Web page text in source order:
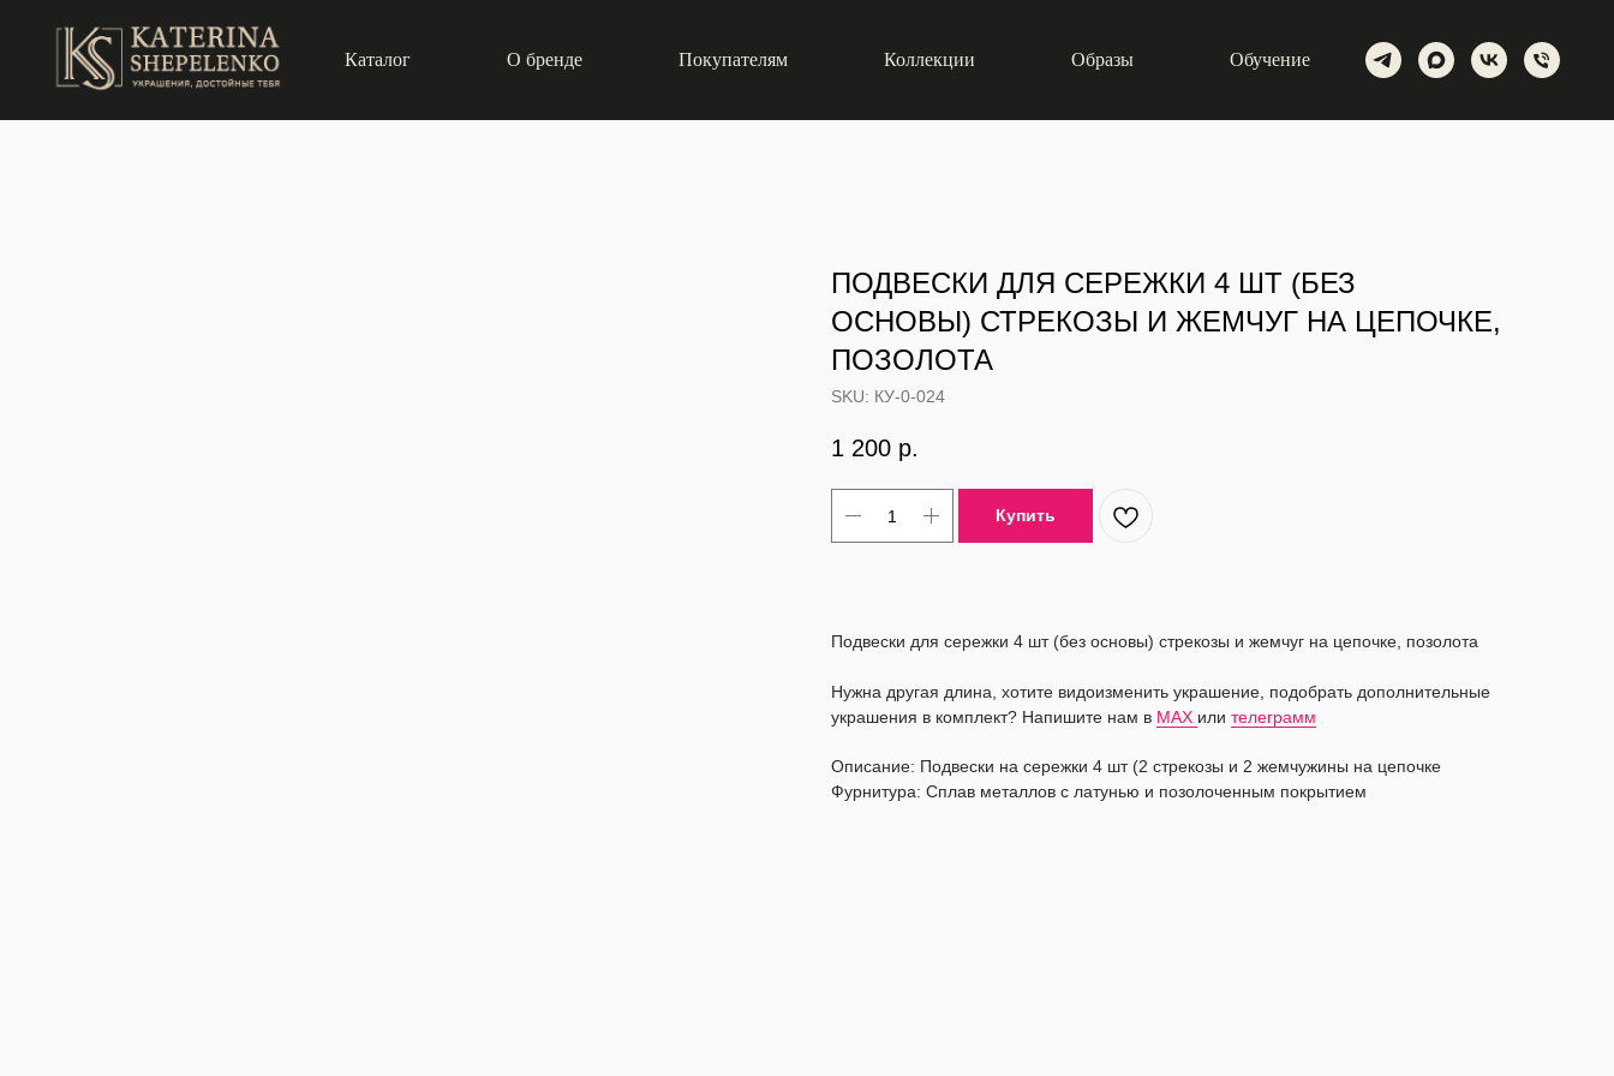
Каталог О бренде Покупателям Коллекции Образы Обучение
ПОДВЕСКИ ДЛЯ СЕРЕЖКИ 4 ШТ (БЕЗ
ОСНОВЫ) СТРЕКОЗЫ И ЖЕМЧУГ НА ЦЕПОЧКЕ,
ПОЗОЛОТА
SKU: КУ-0-024
1 200 р.
Купить
Подвески для сережки 4 шт (без основы) стрекозы и жемчуг на цепочке, позолота
Нужна другая длина, хотите видоизменить украшение, подобрать дополнительные
украшения в комплект? Напишите нам в MAX или телеграмм
Описание: Подвески на сережки 4 шт (2 стрекозы и 2 жемчужины на цепочке
Фурнитура: Сплав металлов с латунью и позолоченным покрытием